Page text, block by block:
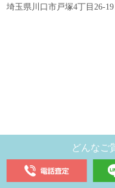
埼玉県川口市戸塚4丁目26-
どんなご